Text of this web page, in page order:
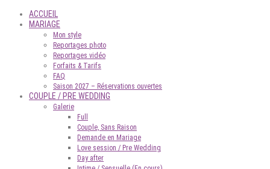
ACCUEIL
MARIAGE
Mon style
Reportages photo
Reportages vidéo
Forfaits & Tarifs
FAQ
Saison 2027 – Réservations ouvertes
COUPLE / PRE WEDDING
Galerie
Full
Couple, Sans Raison
Demande en Mariage
Love session / Pre Wedding
Day after